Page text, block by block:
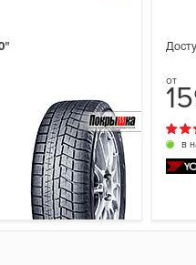
в